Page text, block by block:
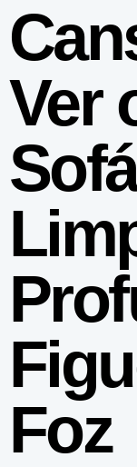
Ver
Foz